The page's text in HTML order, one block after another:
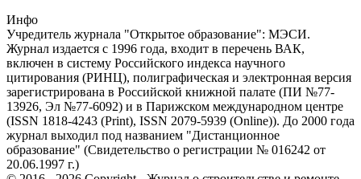
Инфо
Учредитель журнала "Открытое образование": МЭСИ.
Журнал издается с 1996 года, входит в перечень ВАК,
включен в систему Российского индекса научного
цитирования (РИНЦ), полиграфическая и электронная версия
зарегистрирована в Российской книжной палате (ПИ №77-
13926, Эл №77-6092) и в Парижском международном центре
(ISSN 1818-4243 (Print), ISSN 2079-5939 (Online)). До 2000 года
журнал выходил под названием "Дистанционное
образование" (Свидетельство о регистрации № 016242 от
20.06.1997 г.)